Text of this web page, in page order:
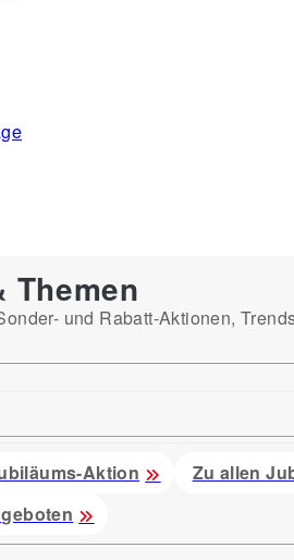
Themen
und Rabatt-Aktionen,
Aktion Zu allen